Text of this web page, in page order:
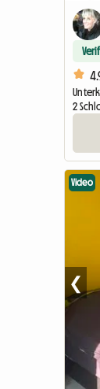
2
Video
❮